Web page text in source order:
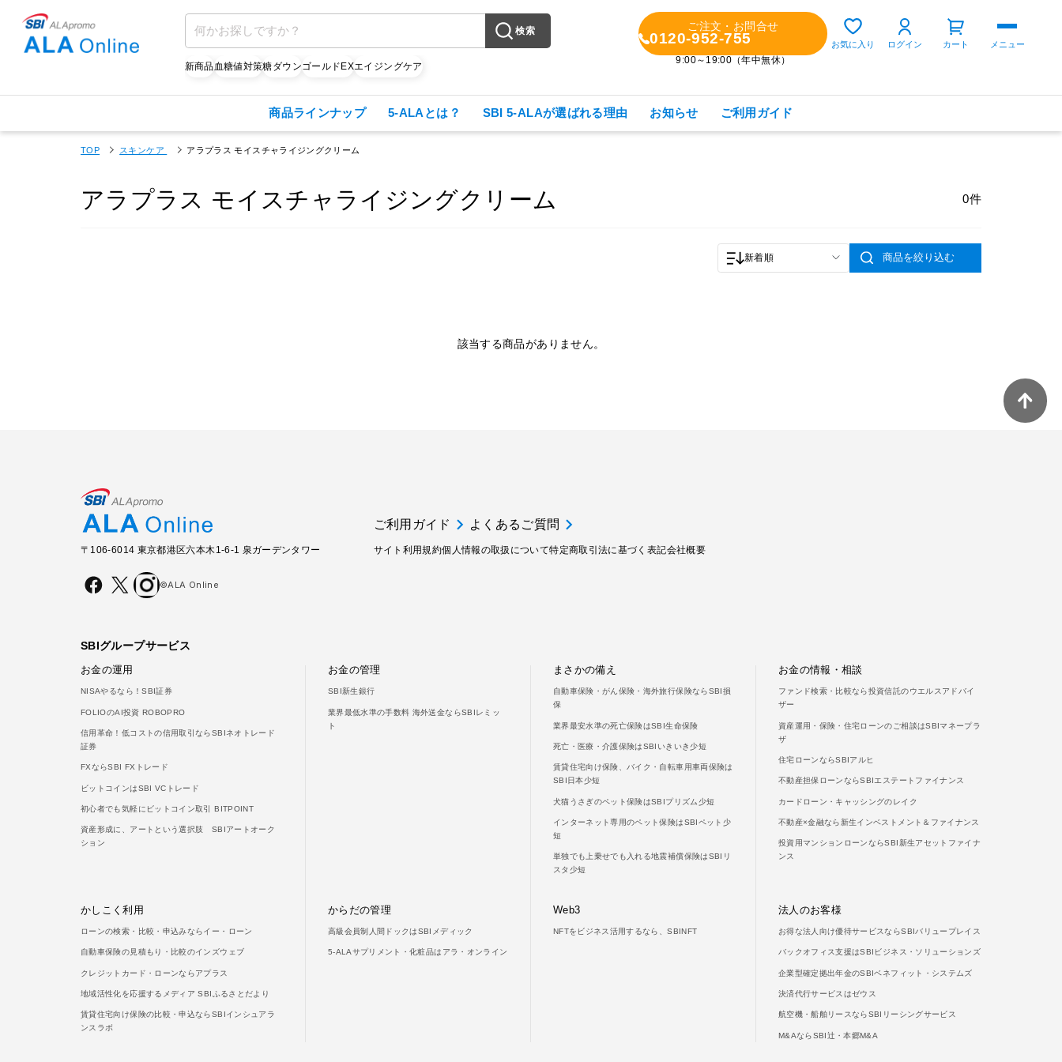
検索
新商品血糖値対策糖ダウンゴールドEXエイジングケア
ご注文・お問合せ
0120-952-755
9:00～19:00（年中無休）
お気に入り ログイン カート メニュー
商品ラインナップ 5-ALAとは？ SBI 5-ALAが選ばれる理由 お知らせ ご利用ガイド
ゲスト 様
お気に入り お知らせ
お知らせ
よくあるご質問
TOP スキンケア アラプラス モイスチャライジングクリーム
アラプラス モイスチャライジングクリーム 0件
新着順 商品を絞り込む
該当する商品がありません。
〒106-6014 東京都港区六本木1-6-1 泉ガーデンタワー
ご利用ガイド よくあるご質問
サイト利用規約個人情報の取扱について特定商取引法に基づく表記会社概要
©ALA Online
SBIグループサービス
お金の運用
NISAやるなら！SBI証券
FOLIOのAI投資 ROBOPRO
信用革命！低コストの信用取引ならSBIネオトレード
証券
FXならSBI FXトレード
ビットコインはSBI VCトレード
初心者でも気軽にビットコイン取引 BITPOINT
資産形成に、アートという選択肢 SBIアートオーク
ション
お金の管理
SBI新生銀行
業界最低水準の手数料 海外送金ならSBIレミッ
ト
まさかの備え
自動車保険・がん保険・海外旅行保険ならSBI損
保
業界最安水準の死亡保険はSBI生命保険
死亡・医療・介護保険はSBIいきいき少短
賃貸住宅向け保険、バイク・自転車用車両保険は
SBI日本少短
犬猫うさぎのペット保険はSBIプリズム少短
インターネット専用のペット保険はSBIペット少
短
単独でも上乗せでも入れる地震補償保険はSBIリ
スタ少短
お金の情報・相談
ファンド検索・比較なら投資信託のウエルスアドバイ
ザー
資産運用・保険・住宅ローンのご相談はSBIマネープラ
ザ
住宅ローンならSBIアルヒ
不動産担保ローンならSBIエステートファイナンス
カードローン・キャッシングのレイク
不動産×金融なら新生インベストメント＆ファイナンス
投資用マンションローンならSBI新生アセットファイナ
ンス
かしこく利用
ローンの検索・比較・申込みならイー・ローン
自動車保険の見積もり・比較のインズウェブ
クレジットカード・ローンならアプラス
地域活性化を応援するメディア SBIふるさとだより
賃貸住宅向け保険の比較・申込ならSBIインシュアラ
ンスラボ
からだの管理
高級会員制人間ドックはSBIメディック
5-ALAサプリメント・化粧品はアラ・オンライン
Web3
NFTをビジネス活用するなら、SBINFT
法人のお客様
お得な法人向け優待サービスならSBIバリュープレイス
バックオフィス支援はSBIビジネス・ソリューションズ
企業型確定拠出年金のSBIベネフィット・システムズ
決済代行サービスはゼウス
航空機・船舶リースならSBIリーシングサービス
M&AならSBI辻・本郷M&A